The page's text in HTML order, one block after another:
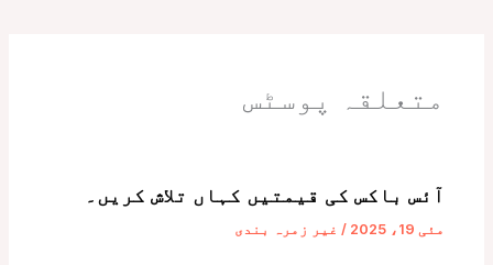
متعلقہ پوسٹس
آئس باکس کی قیمتیں کہاں تلاش کریں۔
مئی 19، 2025 / غیر زمرہ بندی